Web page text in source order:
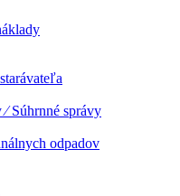
Súhrnné správy
odpadov